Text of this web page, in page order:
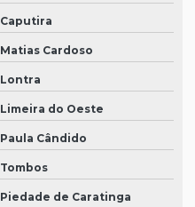
Caputira
Matias Cardoso
Lontra
Limeira do Oeste
Paula Cândido
Tombos
Piedade de Caratinga